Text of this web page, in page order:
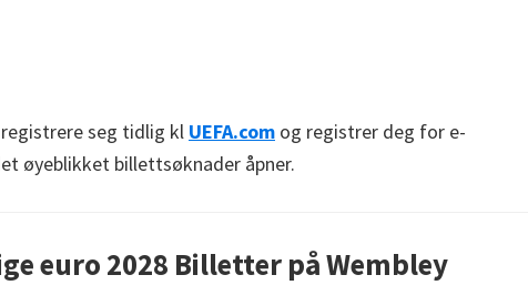
seg tidlig kl UEFA.com og registrer deg for e-
øyeblikket billettsøknader åpner.
euro 2028 Billetter på Wembley